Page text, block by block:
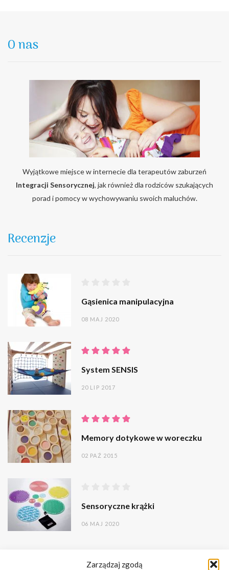
Zarządzaj zgodą
O nas
Wyjątkowe miejsce w internecie dla terapeutów zaburzeń
Integracji Sensorycznej, jak również dla rodziców szukających
porad i pomocy w wychowywaniu swoich maluchów.
Recenzje
Gąsienica manipulacyjna
08 MAJ 2020
System SENSIS
20 LIP 2017
Memory dotykowe w woreczku
02 PAŹ 2015
Sensoryczne krążki
06 MAJ 2020